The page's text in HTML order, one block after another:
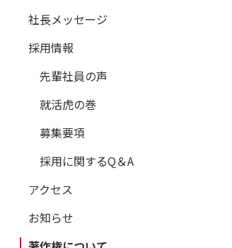
社長メッセージ
採用情報
先輩社員の声
就活虎の巻
募集要項
採用に関するQ＆A
アクセス
お知らせ